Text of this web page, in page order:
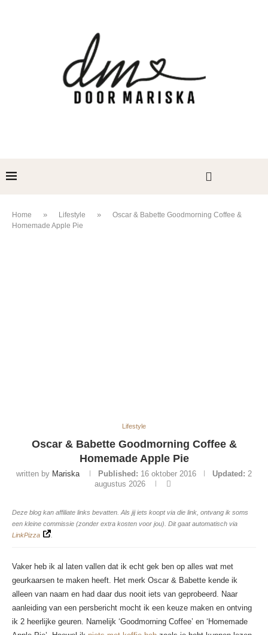
Home » Lifestyle »
Oscar & Babette Goodmorning Coffee &
Homemade Apple Pie
Lifestyle
Oscar & Babette Goodmorning Coffee &
Homemade Apple Pie
written by Mariska Published: 16 oktober 2016 Updated: 2
augustus 2026
Deze blog kan affiliate links bevatten. Als jij iets koopt via die link, ontvang ik soms
een kleine commissie (zonder extra kosten voor jou). Dit gaat automatisch via
LinkPizza
Vaker heb ik al laten vallen dat ik echt gek ben op alles wat met
geurkaarsen te maken heeft. Het merk Oscar & Babette kende ik
alleen van naam en had daar dus nooit iets van geprobeerd. Naar
aanleiding van een persbericht mocht ik een keuze maken en ontving
ik 2 heerlijke geuren. Namelijk ‘Goodmorning Coffee’ en ‘Homemade